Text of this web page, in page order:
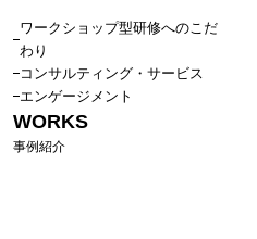
ワークショップ型研修へのこだ
わり
コンサルティング・サービス
エンゲージメント
WORKS
事例紹介